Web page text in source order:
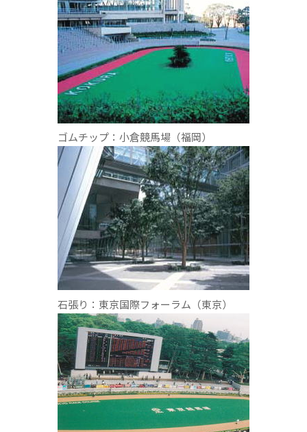
ゴムチップ：小倉競馬場（福岡）
石張り：東京国際フォーラム（東京）